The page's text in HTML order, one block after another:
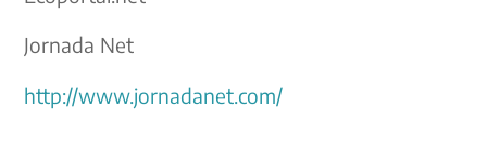
Jornada Net
http://www.jornadanet.com/